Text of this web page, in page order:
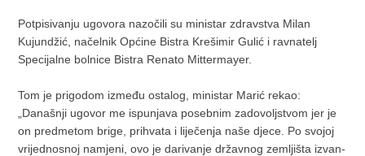
Potpisivanju ugovora nazočili su ministar zdravstva Milan
Kujundžić, načelnik Općine Bistra Krešimir Gulić i ravnatelj
Specijalne bolnice Bistra Renato Mittermayer.
Tom je prigodom između ostalog, ministar Marić rekao:
„Današnji ugovor me ispunjava posebnim zadovoljstvom jer je
on predmetom brige, prihvata i liječenja naše djece. Po svojoj
vrijednosnoj namjeni, ovo je darivanje državnog zemljišta izvan-